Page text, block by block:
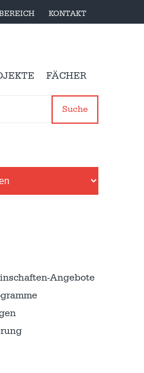
KONTAKT
FÄCHER
Suche
Angebote